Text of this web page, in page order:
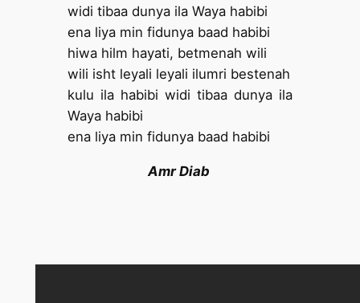
widi tibaa dunya ila Waya habibi
ena liya min fidunya baad habibi
hiwa hilm hayati, betmenah wili
wili isht leyali leyali ilumri bestenah
kulu ila habibi widi tibaa dunya ila
Waya habibi
ena liya min fidunya baad habibi
Amr Diab